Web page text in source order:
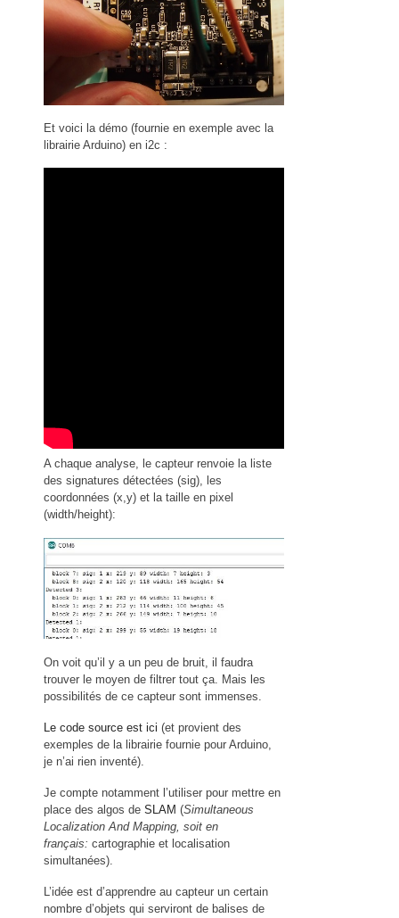
Et voici la démo (fournie en exemple avec la
librairie Arduino) en i2c :
A chaque analyse, le capteur renvoie la liste
des signatures détectées (sig), les
coordonnées (x,y) et la taille en pixel
(width/height):
On voit qu’il y a un peu de bruit, il faudra
trouver le moyen de filtrer tout ça. Mais les
possibilités de ce capteur sont immenses.
Le code source est ici (et provient des
exemples de la librairie fournie pour Arduino,
je n’ai rien inventé).
Je compte notamment l’utiliser pour mettre en
place des algos de SLAM (Simultaneous
Localization And Mapping, soit en
français: cartographie et localisation
simultanées).
L’idée est d’apprendre au capteur un certain
nombre d’objets qui serviront de balises de